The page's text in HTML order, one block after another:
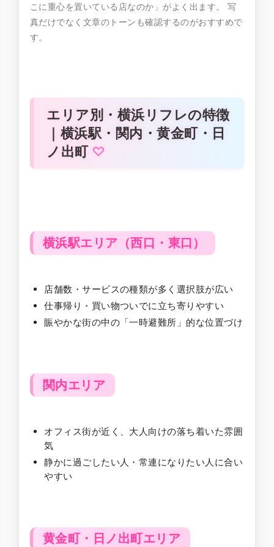
こに重心を置いている店なのか」がよく出ます。 写
真だけでなく文章のトーンも確認するのがおすすめで
す。
エリア別・横浜リフレの特徴
｜横浜駅・関内・黄金町・日
ノ出町
横浜駅エリア（西口・東口）
店舗数・サービスの種類が多く選択肢が広い
仕事帰り・買い物ついでに立ち寄りやすい
賑やかな街の中の「一時避難所」的な位置づけ
関内エリア
オフィス街が近く、大人向けの落ち着いた雰囲
気
静かに過ごしたい人・常連になりたい人に合い
やすい
黄金町・日ノ出町エリア